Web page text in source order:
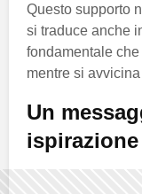
Questo supporto
si traduce anche
fondamentale
mentre si
Un
ispirazione